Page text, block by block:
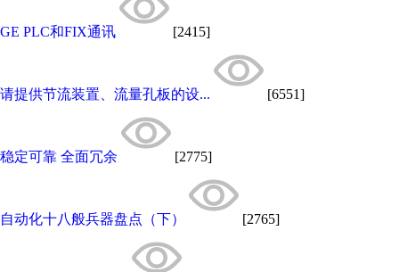
GE PLC和FIX通讯 [2415]
请提供节流装置、流量孔板的设... [6551]
稳定可靠 全面冗余 [2775]
自动化十八般兵器盘点（下） [2765]